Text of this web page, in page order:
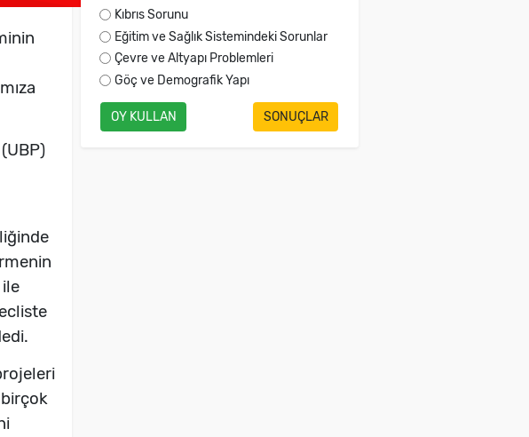
Kıbrıs Sorunu
Eğitim ve Sağlık Sistemindeki Sorunlar
Çevre ve Altyapı Problemleri
Göç ve Demografik Yapı
OY KULLAN SONUÇLAR